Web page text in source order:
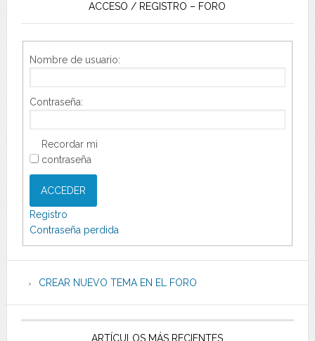
ACCESO / REGISTRO – FORO
Nombre de usuario:
Contraseña:
Recordar mi
contraseña
ACCEDER
Registro
Contraseña perdida
CREAR NUEVO TEMA EN EL FORO
ARTÍCULOS MÁS RECIENTES